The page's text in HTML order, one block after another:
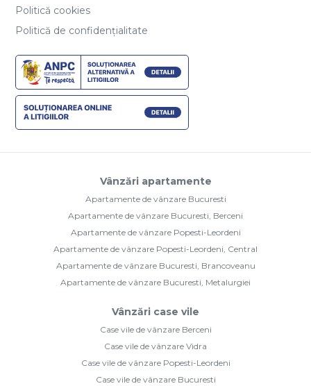
Politică cookies
Politică de confidențialitate
Vânzări apartamente
Apartamente de vânzare Bucuresti
Apartamente de vânzare Bucuresti, Berceni
Apartamente de vânzare Popesti-Leordeni
Apartamente de vânzare Popesti-Leordeni, Central
Apartamente de vânzare Bucuresti, Brancoveanu
Apartamente de vânzare Bucuresti, Metalurgiei
Vânzări case vile
Case vile de vânzare Berceni
Case vile de vânzare Vidra
Case vile de vânzare Popesti-Leordeni
Case vile de vânzare Bucuresti